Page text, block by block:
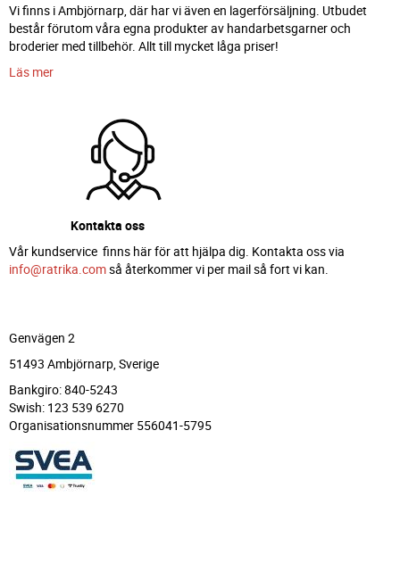
Vi finns i Ambjörnarp, där har vi även en lagerförsäljning. Utbudet
består förutom våra egna produkter av handarbetsgarner och
broderier med tillbehör. Allt till mycket låga priser!
Läs mer
Kontakta oss
Vår kundservice finns här för att hjälpa dig. Kontakta oss via
info@ratrika.comså återkommer vi per mail så fort vi kan.
Genvägen 2
51493 Ambjörnarp, Sverige
Bankgiro: 840-5243
Swish: 123 539 6270
Organisationsnummer 556041-5795